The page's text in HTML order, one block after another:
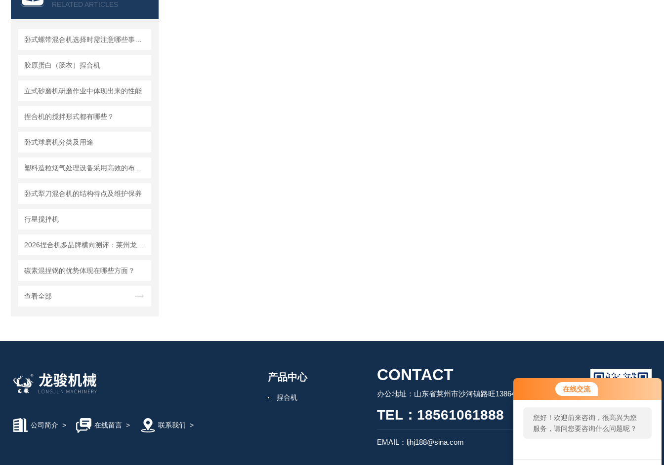
在线交流
您好！欢迎前来咨询，很高兴为您
服务，请问您要咨询什么问题呢？
您好，看您停留很久了，是否找到
了需求产品，您可以直接在线与我
RELATED ARTICLES
胶原蛋白（肠衣）捏合机
立式砂磨机研磨作业中体现出来的性能
捏合机的搅拌形式都有哪些？
卧式球磨机分类及用途
卧式犁刀混合机的结构特点及维护保养
行星搅拌机
碳素混捏锅的优势体现在哪些方面？
查看全部
公司简介 > 在线留言> 联系我们 >
产品中心
捏合机
CONTACT
办公地址：山东省莱州市沙河镇路旺13864506509
TEL：18561061888
EMAIL：ljhj188@sina.com